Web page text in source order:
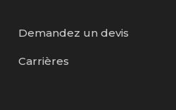
Demandez un devis
Carrières